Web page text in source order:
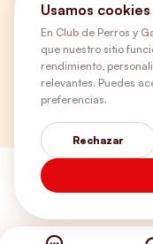
Usamos
En Club de Perros y
que nuestro sitio
rendimiento,
relevantes. Puedes
preferencias.
Rechazar